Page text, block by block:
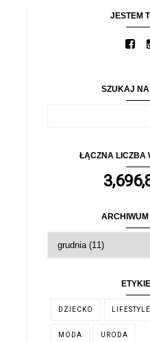
JESTEM
SZUKAJ
ŁĄCZNA LICZBA
DZIECKO LIFESTYLE
MODA URODA